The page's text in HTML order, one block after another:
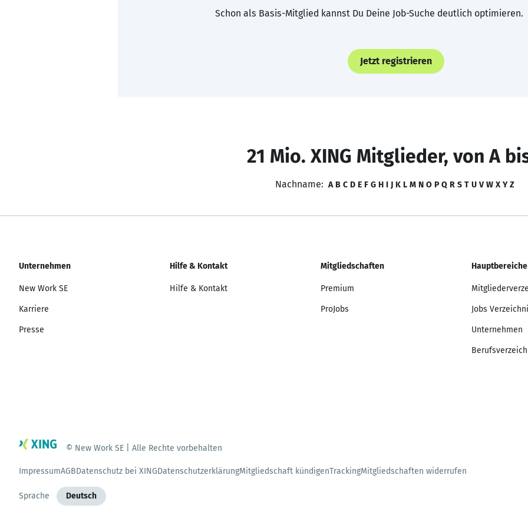
Schon als Basis-Mitglied kannst Du Deine Job-Suche deutlich optimieren.
Jetzt registrieren
21 Mio. XING Mitglieder, von A
Nachname: A B C D E F G H I J K L M N O P Q R S T U V W X Y Z
Unternehmen
New Work SE
Karriere
Presse
Hilfe & Kontakt
Hilfe & Kontakt
Mitgliedschaften
Premium
ProJobs
Hauptbereiche
Jobs
Unternehmen
© New Work SE | Alle Rechte vorbehalten
ImpressumAGBDatenschutz bei XINGDatenschutzerklärungMitgliedschaft kündigenTrackingMitgliedschaften widerrufen
Sprache Deutsch